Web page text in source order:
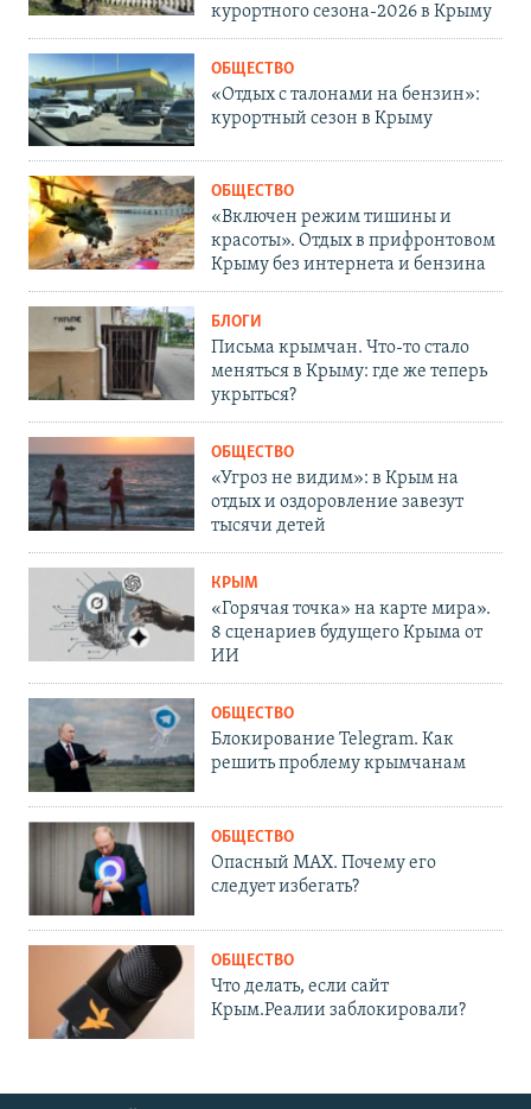
курортного сезона-2026 в Крыму
ОБЩЕСТВО
«Отдых с талонами на бензин»:
курортный сезон в Крыму
ОБЩЕСТВО
«Включен режим тишины и
красоты». Отдых в прифронтовом
Крыму без интернета и бензина
БЛОГИ
Письма крымчан. Что-то стало
меняться в Крыму: где же теперь
укрыться?
ОБЩЕСТВО
«Угроз не видим»: в Крым на
отдых и оздоровление завезут
тысячи детей
КРЫМ
«Горячая точка» на карте мира».
8 сценариев будущего Крыма от
ИИ
ОБЩЕСТВО
Блокирование Telegram. Как
решить проблему крымчанам
ОБЩЕСТВО
Опасный MAX. Почему его
следует избегать?
ОБЩЕСТВО
Что делать, если сайт
Крым.Реалии заблокировали?